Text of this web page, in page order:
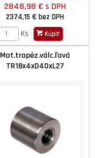
2848,98 €s DPH
2374,15 €bez DPH
Ks
Kúpiť
Mat.trapéz.válc.ľavá
TR18x4xD40xL27